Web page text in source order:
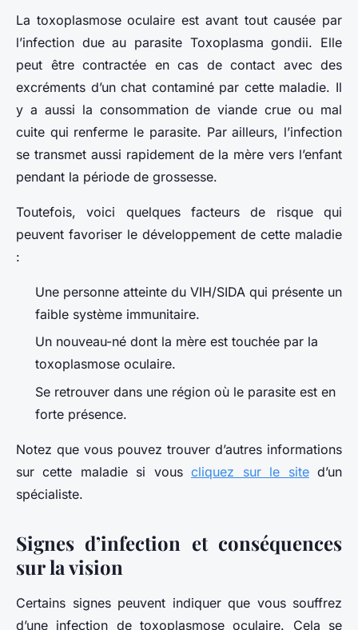
La toxoplasmose oculaire est avant tout causée par
l’infection due au parasite Toxoplasma gondii. Elle
peut être contractée en cas de contact avec des
excréments d’un chat contaminé par cette maladie. Il
y a aussi la consommation de viande crue ou mal
cuite qui renferme le parasite. Par ailleurs, l’infection
se transmet aussi rapidement de la mère vers l’enfant
pendant la période de grossesse.
Toutefois, voici quelques facteurs de risque qui
peuvent favoriser le développement de cette maladie
:
Une personne atteinte du VIH/SIDA qui présente un
faible système immunitaire.
Un nouveau-né dont la mère est touchée par la
toxoplasmose oculaire.
Se retrouver dans une région où le parasite est en
forte présence.
Notez que vous pouvez trouver d’autres informations
sur cette maladie si vouscliquez sur le sited’un
spécialiste.
Signes d’infection et conséquences
sur la vision
Certains signes peuvent indiquer que vous souffrez
d’une infection de toxoplasmose oculaire. Cela se